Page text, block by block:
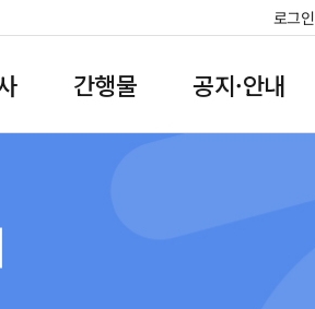
로그인
간행물 공지·안내